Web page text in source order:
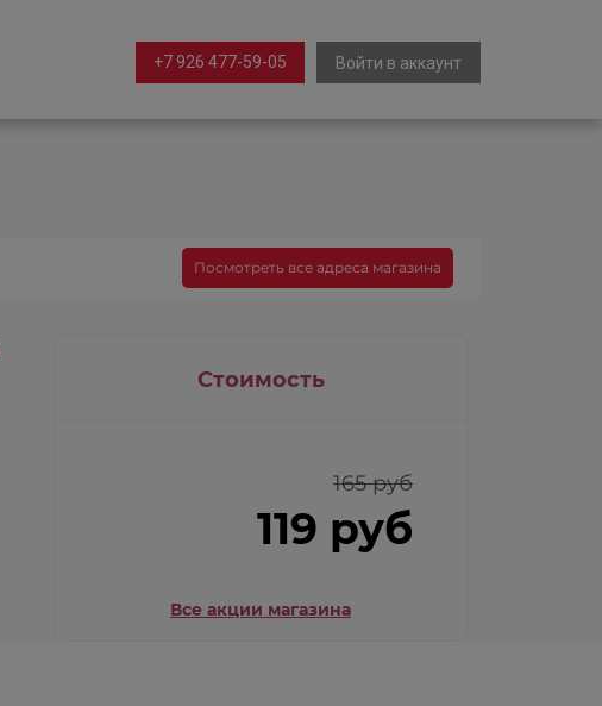
Войти в аккаунт
+7 926 477-59-05
Посмотреть все адреса магазина
Стоимость
165 руб
119 руб
Все акции магазина